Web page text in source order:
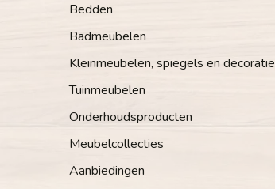
Bedden
Badmeubelen
Kleinmeubelen, spiegels en decoratie
Tuinmeubelen
Onderhoudsproducten
Meubelcollecties
Aanbiedingen